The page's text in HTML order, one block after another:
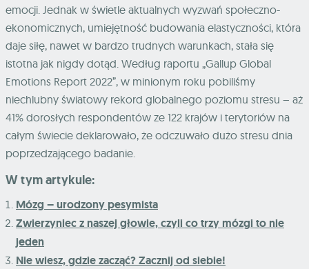
emocji. Jednak w świetle aktualnych wyzwań społeczno-
ekonomicznych, umiejętność budowania elastyczności, która
daje siłę, nawet w bardzo trudnych warunkach, stała się
istotna jak nigdy dotąd. Według raportu „Gallup Global
Emotions Report 2022”, w minionym roku pobiliśmy
niechlubny światowy rekord globalnego poziomu stresu – aż
41% dorosłych respondentów ze 122 krajów i terytoriów na
całym świecie deklarowało, że odczuwało dużo stresu dnia
poprzedzającego badanie.
W tym artykule:
Mózg – urodzony pesymista
Zwierzyniec z naszej głowie, czyli co trzy mózgi to nie
jeden
Nie wiesz, gdzie zacząć? Zacznij od siebie!